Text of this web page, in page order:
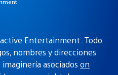
Entertainment. Todo
nombres y direcciones
asociados on